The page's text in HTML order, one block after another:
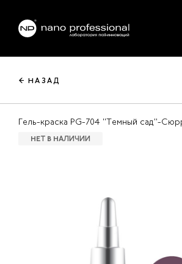
← НАЗАД
Гель-краска PG-704 "Темный сад"-
НЕТ В НАЛИЧИИ